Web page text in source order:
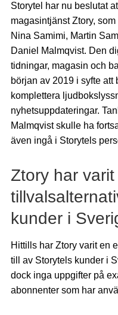
Storytel har nu beslutat
magasintjänst Ztory,
Nina Samimi, Martin
Daniel Malmqvist. Den
tidningar, magasin och
början av 2019 i syfte
komplettera
nyhetsuppdateringar.
Malmqvist skulle ha
även ingå i Storytels
Ztory har
kunder i
Hittills har Ztory varit en
till av Storytels kunder i
dock inga uppgifter på
abonnenter som har